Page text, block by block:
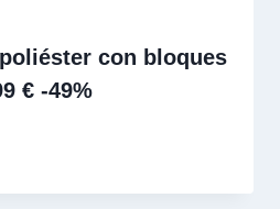
con bloques
€ -49%